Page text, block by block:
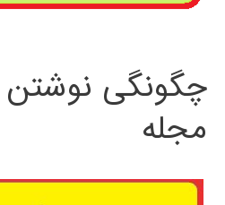
چگونگی
مجله